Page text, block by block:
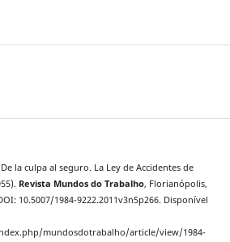
la culpa al seguro. La Ley de Accidentes de
Revista Mundos do Trabalho, Florianópolis,
10.5007/1984-9222.2011v3n5p266. Disponível
mundosdotrabalho/article/view/1984-